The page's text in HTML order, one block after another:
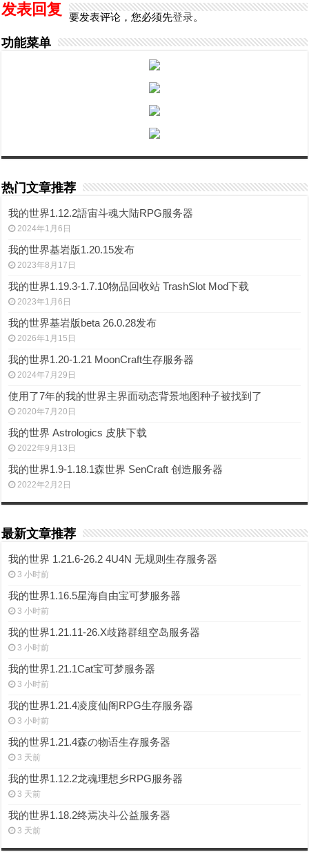
发表回复 要发表评论，您必须先登录。
功能菜单
热门文章推荐
我的世界1.12.2語宙斗魂大陆RPG服务器
2024年1月6日
我的世界基岩版1.20.15发布
2023年8月17日
我的世界1.19.3-1.7.10物品回收站 TrashSlot Mod下载
2023年1月6日
我的世界基岩版beta 26.0.28发布
2026年1月15日
我的世界1.20-1.21 MoonCraft生存服务器
2024年7月29日
使用了7年的我的世界主界面动态背景地图种子被找到了
2020年7月20日
我的世界 Astrologics 皮肤下载
2022年9月13日
我的世界1.9-1.18.1森世界 SenCraft 创造服务器
2022年2月2日
最新文章推荐
我的世界 1.21.6-26.2 4U4N 无规则生存服务器
3 小时前
我的世界1.16.5星海自由宝可梦服务器
3 小时前
我的世界1.21.11-26.X歧路群组空岛服务器
3 小时前
我的世界1.21.1Cat宝可梦服务器
3 小时前
我的世界1.21.4凌度仙阁RPG生存服务器
3 小时前
我的世界1.21.4森の物语生存服务器
3 天前
我的世界1.12.2龙魂理想乡RPG服务器
3 天前
我的世界1.18.2终焉决斗公益服务器
3 天前